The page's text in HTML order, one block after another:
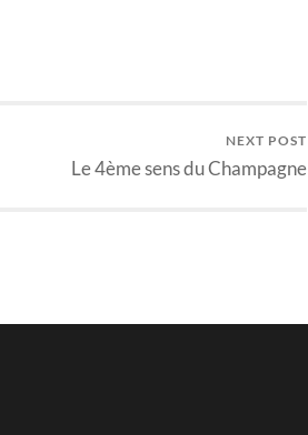
NEXT POST
Le 4ème sens du Champagne